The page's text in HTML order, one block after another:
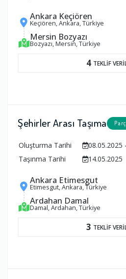
Ankara Keçiören
Keçiören, Ankara, Türkiye
Mersin Bozyazı
Bozyazı, Mersin, Türkiye
4 TEKLİF
Şehirler Arası Taşıma
Oluşturma Tarihi
08.05.2025
Taşınma Tarihi
14.05.2025
Ankara Etimesgut
Etimesgut, Ankara, Türkiye
Ardahan Damal
Damal, Ardahan, Türkiye
3 TEKLİF